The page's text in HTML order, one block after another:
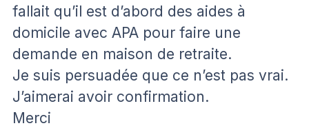
fallait qu’il est d’abord des aides à
domicile avec APA pour faire une
demande en maison de retraite.
Je suis persuadée que ce n’est pas vrai.
J’aimerai avoir confirmation.
Merci